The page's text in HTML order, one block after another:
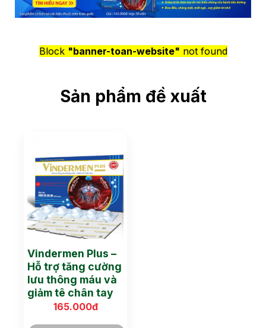
Block "banner-toan-website" not found
Sản phẩm đề xuất
Vindermen Plus –
Hỗ trợ tăng cường
lưu thông máu và
giảm tê chân tay
165.000đ